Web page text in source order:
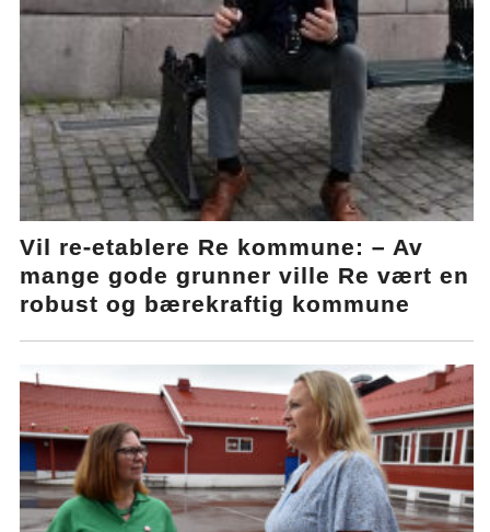
Vil re-etablere Re kommune: – Av
mange gode grunner ville Re vært en
robust og bærekraftig kommune